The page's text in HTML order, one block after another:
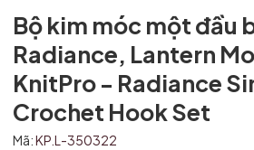
Bộ kim móc một đầu
Radiance, Lantern
KnitPro - Radiance
Crochet Hook Set
Mã:KP.L-350322
Điều kiện: